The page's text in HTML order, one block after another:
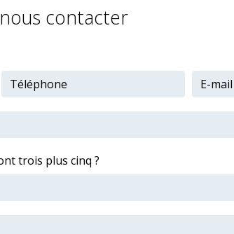
contacter
trois plus cinq ?